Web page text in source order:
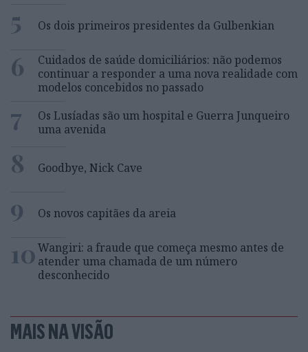
5 Os dois primeiros presidentes da Gulbenkian
6
Cuidados de saúde domiciliários: não podemos
continuar a responder a uma nova realidade com
modelos concebidos no passado
7
Os Lusíadas são um hospital e Guerra Junqueiro
uma avenida
8 Goodbye, Nick Cave
9 Os novos capitães da areia
10Wangiri: a fraude que começa mesmo antes de
atender uma chamada de um número
desconhecido
MAIS NA VISÃO